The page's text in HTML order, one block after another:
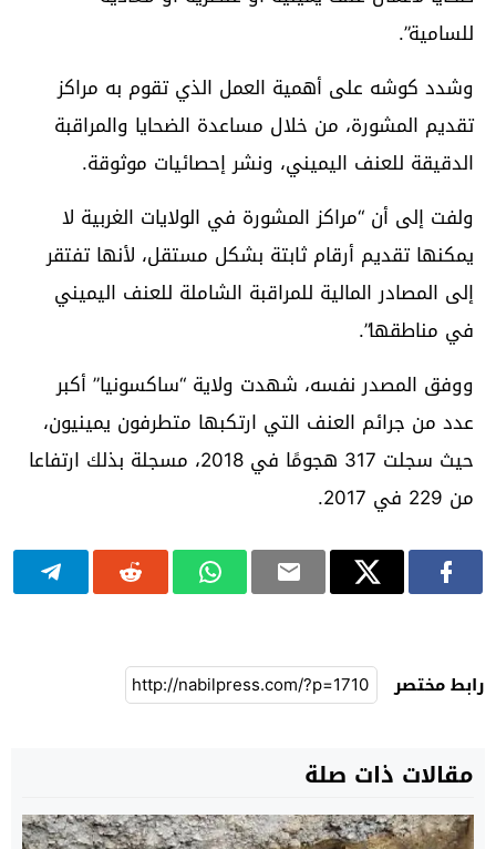
للسامية”.
وشدد كوشه على أهمية العمل الذي تقوم به مراكز
تقديم المشورة، من خلال مساعدة الضحايا والمراقبة
الدقيقة للعنف اليميني، ونشر إحصائيات موثوقة.
ولفت إلى أن “مراكز المشورة في الولايات الغربية لا
يمكنها تقديم أرقام ثابتة بشكل مستقل، لأنها تفتقر
إلى المصادر المالية للمراقبة الشاملة للعنف اليميني
في مناطقها”.
ووفق المصدر نفسه، شهدت ولاية “ساكسونيا” أكبر
عدد من جرائم العنف التي ارتكبها متطرفون يمينيون،
حيث سجلت 317 هجومًا في 2018، مسجلة بذلك ارتفاعا
من 229 في 2017.
رابط مختصر
مقالات ذات صلة